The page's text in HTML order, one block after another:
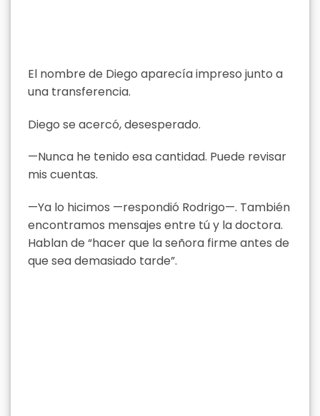
El nombre de Diego aparecía impreso junto a
una transferencia.
Diego se acercó, desesperado.
—Nunca he tenido esa cantidad. Puede revisar
mis cuentas.
—Ya lo hicimos —respondió Rodrigo—. También
encontramos mensajes entre tú y la doctora.
Hablan de “hacer que la señora firme antes de
que sea demasiado tarde”.